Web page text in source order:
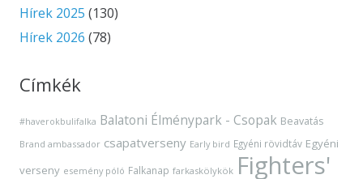
Hírek 2025 (130)
Hírek 2026 (78)
Címkék
#haverokbulifalka Balatoni Élménypark - Csopak Beavatás
Brand ambassador csapatverseny Early bird Egyéni rövidtáv Egyéni
verseny esemény póló Falkanap farkaskölykök Fighters'